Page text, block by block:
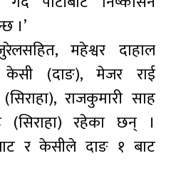
।’
महेश्वर दाहाल
केसी (दाङ), मेजर राई
राजकुमारी साह
(सिराहा) रहेका छन् ।
र केसीले दाङ १ बाट